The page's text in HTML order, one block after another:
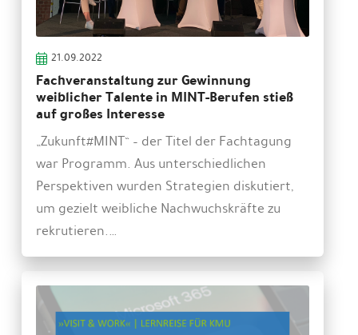
21.09.2022
Fachveranstaltung zur Gewinnung
weiblicher Talente in MINT-Berufen stieß
auf großes Interesse
„Zukunft#MINT“ – der Titel der Fachtagung
war Programm. Aus unterschiedlichen
Perspektiven wurden Strategien diskutiert,
um gezielt weibliche Nachwuchskräfte zu
rekrutieren.…